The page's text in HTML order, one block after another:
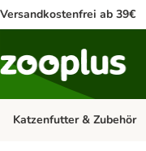
Versandkostenfrei ab 39€
Katzenfutter & Zubehör